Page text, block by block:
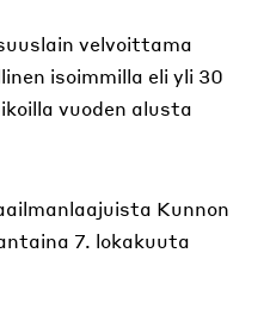
velvoittama
isoimmilla eli yli 30
vuoden alusta
Kunnon
7. lokakuuta